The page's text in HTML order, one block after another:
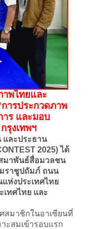
พไทยและ
'การประกวดภาพ
าร และมอบ
รุงเทพฯ
ละประธาน
2025) ได้
มาพันธ์สื่อมวลชน
ราชูปถัมภ์ ถนน
ห่งประเทศไทย
ทศไทย และ
สมาชิกในอาเซียนที่
ะสมเข้ารอบแรก